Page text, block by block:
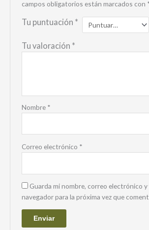
campos obligatorios están marcados con
Tu puntuación *
Tu valoración *
Nombre *
Correo electrónico *
Guarda mi nombre, correo electrónico
navegador para la próxima vez que